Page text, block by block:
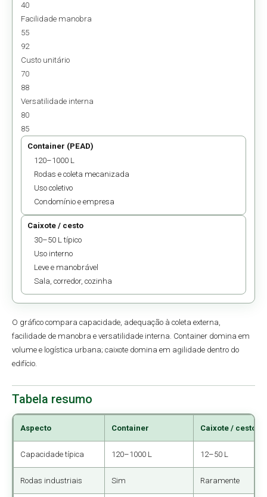
40
Facilidade manobra
55
92
Custo unitário
70
88
Versatilidade interna
80
85
Container (PEAD)
120–1000 L
Rodas e coleta mecanizada
Uso coletivo
Condomínio e empresa
Caixote / cesto
30–50 L típico
Uso interno
Leve e manobrável
Sala, corredor, cozinha
O gráfico compara capacidade, adequação à coleta externa,
facilidade de manobra e versatilidade interna. Container domina em
volume e logística urbana; caixote domina em agilidade dentro do
edifício.
Tabela resumo
Aspecto Container Caixote / cesto
Capacidade típica 120–1000 L 12–50 L
Rodas industriais Sim Raramente